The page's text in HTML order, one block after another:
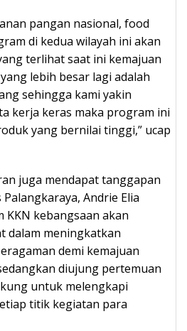
pangan nasional, food
di kedua wilayah ini akan
terlihat saat ini kemajuan
lebih besar lagi adalah
sehingga kami yakin
kerja keras maka program ini
yang bernilai tinggi,” ucap
juga mendapat tanggapan
Andrie Elia
kebangsaan akan
dalam meningkatkan
demi kemajuan
diujung pertemuan
untuk melengkapi
titik kegiatan para